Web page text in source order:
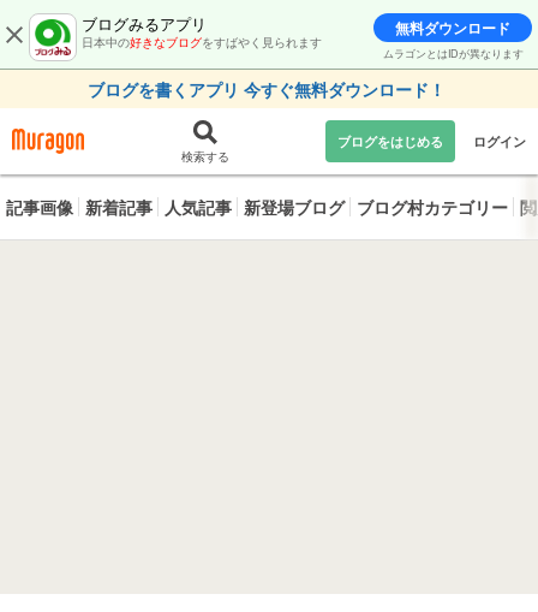
ブログみるアプリ
日本中の好きなブログをすばやく見られます
無料ダウンロード
ムラゴンとはIDが異なります
ブログを書くアプリ 今すぐ無料ダウンロード！
検索する
ブログをはじめる ログイン
記事画像 新着記事 人気記事 新登場ブログ ブログ村カテゴリー